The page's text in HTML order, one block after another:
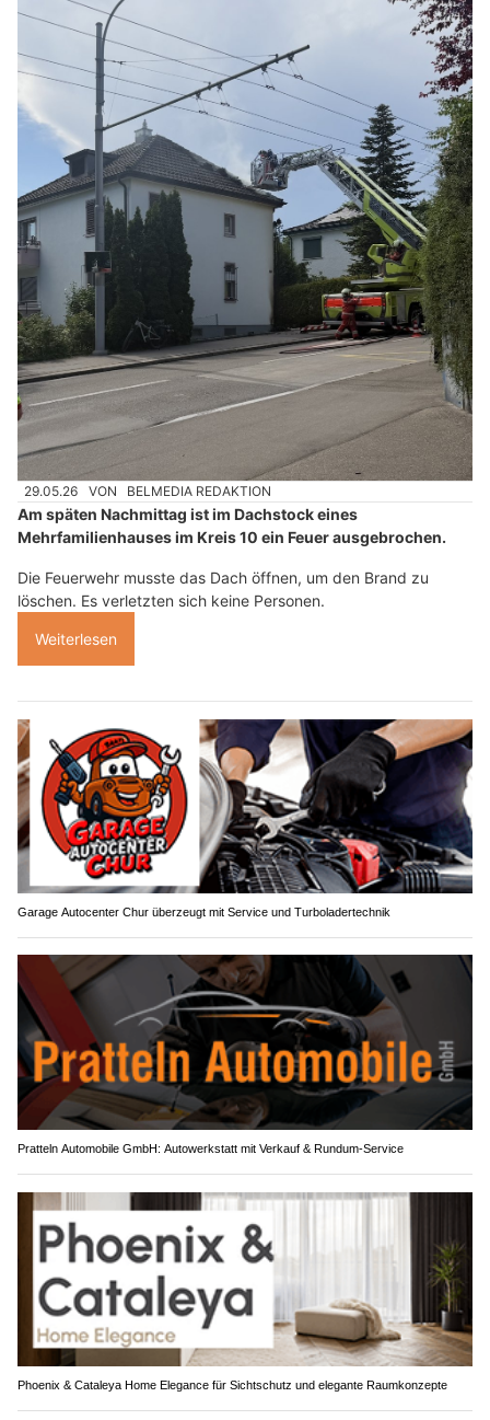
29.05.26 VON BELMEDIA REDAKTION
Am späten Nachmittag ist im Dachstock eines
Mehrfamilienhauses im Kreis 10 ein Feuer ausgebrochen.
Die Feuerwehr musste das Dach öffnen, um den Brand zu
löschen. Es verletzten sich keine Personen.
Weiterlesen
Garage Autocenter Chur überzeugt mit Service und Turboladertechnik
Pratteln Automobile GmbH: Autowerkstatt mit Verkauf & Rundum-Service
Phoenix & Cataleya Home Elegance für Sichtschutz und elegante Raumkonzepte